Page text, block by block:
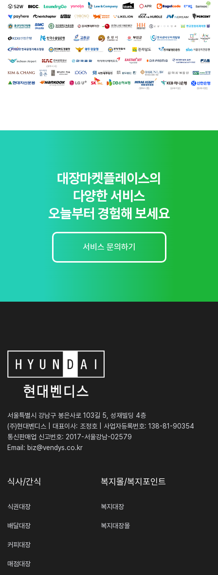
대장마켓플레이스의
다양한 서비스
오늘부터 경험해 보세요
서비스 문의하기
서울특별시 강남구 봉은사로 103길 5, 성재빌딩 4층
(주)현대벤디스 | 대표이사: 조정호 | 사업자등록번호: 138-81-90354
통신판매업 신고번호: 2017-서울강남-02579
Email: biz@vendys.co.kr
식사/간식
식권대장
배달대장
커피대장
매점대장
복지몰/복지포인트
복지대장
복지대장몰